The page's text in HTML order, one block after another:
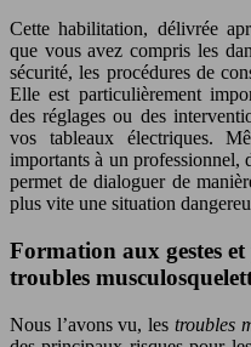
Cette habilitation, délivrée
que vous avez compris les
sécurité, les procédures de
Elle est particulièrement
des réglages ou des
vos tableaux électriques.
importants à un professionnel,
permet de dialoguer de
plus vite une situation
Formation aux gestes
troubles
Nous l’avons vu, les troubles